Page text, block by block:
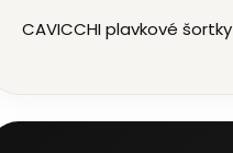
CAVICCHI plavkové